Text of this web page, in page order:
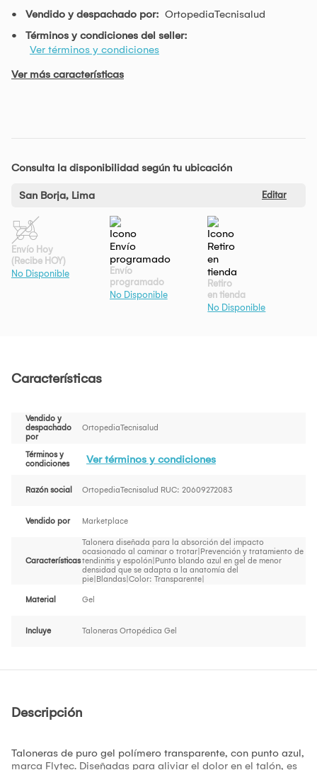
Vendido y despachado por: OrtopediaTecnisalud
Términos y condiciones del seller:
Ver términos y condiciones
Ver más características
Consulta la disponibilidad según tu ubicación
San Borja, Lima Editar
Envío Hoy
(Recibe HOY)
No Disponible
Envío
programado
No Disponible
Retiro
en tienda
No Disponible
Características
Vendido y
despachado
por
OrtopediaTecnisalud
Términos y
condiciones
Ver términos y condiciones
Razón social OrtopediaTecnisalud RUC: 20609272083
Vendido por Marketplace
Características
Talonera diseñada para la absorción del impacto
ocasionado al caminar o trotar|Prevención y tratamiento de
tendinitis y espolón|Punto blando azul en gel de menor
densidad que se adapta a la anatomía del
pie|Blandas|Color: Transparente|
Material Gel
Incluye Taloneras Ortopédica Gel
Descripción
Taloneras de puro gel polímero transparente, con punto azul,
marca Flytec. Diseñadas para aliviar el dolor en el talón, es